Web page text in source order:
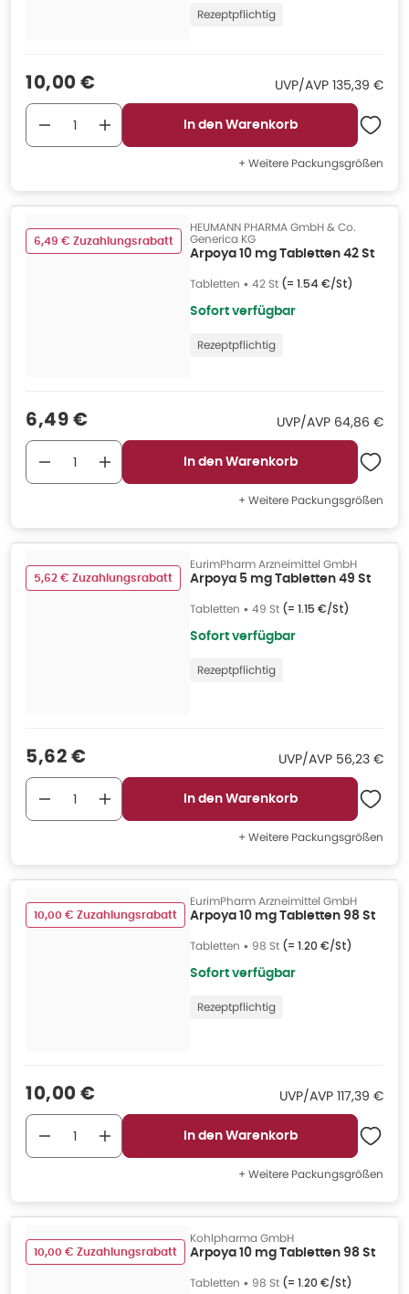
Rezeptpflichtig
Verkaufspreis
10,00 € UVP/AVP UVP/AVP
135,39 €
In den Warenkorb
+ Weitere Packungsgrößen
6,49 € Zuzahlungsrabatt
HEUMANN PHARMA GmbH & Co.
Generica KG
Arpoya 10 mg Tabletten 42 St
Tabletten • 42 St (= 1.54 €/St)
Sofort verfügbar
Rezeptpflichtig
Verkaufspreis
6,49 € UVP/AVP UVP/AVP
64,86 €
In den Warenkorb
+ Weitere Packungsgrößen
5,62 € Zuzahlungsrabatt
EurimPharm Arzneimittel GmbH
Arpoya 5 mg Tabletten 49 St
Tabletten • 49 St (= 1.15 €/St)
Sofort verfügbar
Rezeptpflichtig
Verkaufspreis
5,62 € UVP/AVP UVP/AVP
56,23 €
In den Warenkorb
+ Weitere Packungsgrößen
10,00 € Zuzahlungsrabatt
EurimPharm Arzneimittel GmbH
Arpoya 10 mg Tabletten 98 St
Tabletten • 98 St (= 1.20 €/St)
Sofort verfügbar
Rezeptpflichtig
Verkaufspreis
10,00 € UVP/AVP UVP/AVP
117,39 €
In den Warenkorb
+ Weitere Packungsgrößen
10,00 € Zuzahlungsrabatt
Kohlpharma GmbH
Arpoya 10 mg Tabletten 98 St
Tabletten • 98 St (= 1.20 €/St)